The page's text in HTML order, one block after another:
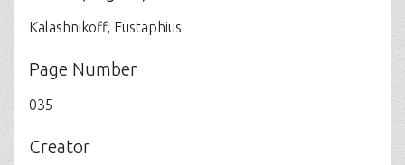
Kalashnikoff, Eustaphius
Page Number
035
Creator